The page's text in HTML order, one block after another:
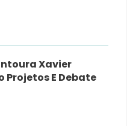
Xavier
Projetos E Debate